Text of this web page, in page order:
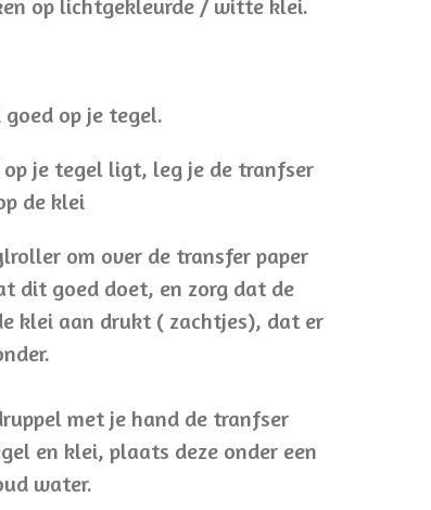
op lichtgekleurde / witte klei.
op je tegel.
je tegel ligt, leg je de tranfser
de klei
om over de transfer paper
dit goed doet, en zorg dat de
klei aan drukt ( zachtjes), dat er
met je hand de tranfser
en klei, plaats deze onder een
water.